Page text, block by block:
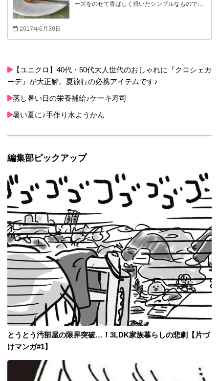
ーズをのせて香ばしく焼いたシンプルなもので
2017年6月30日
【ユニクロ】40代・50代大人世代のおしゃれに『クロシェカ
ーデ』が大正解。夏旅行の必携アイテムです♪
蒸し暑い日の栄養補給♪ケーキ寿司
暑い夏に♪手作り水ようかん
編集部ピックアップ
とうとう汚部屋の限界突破…！3LDK家族暮らしの悲劇【片づ
けマンガ#1】